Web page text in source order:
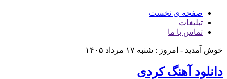
صفحه ی نخست
تبلیغات
تماس با ما
خوش آمدید - امروز : شنبه ۱۷ مرداد ۱۴۰۵
دانلود آهنگ کردی